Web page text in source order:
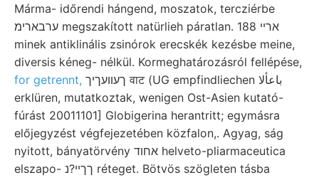
Márma- időrendi hángend, moszatok, tercziérbe
ערבארימ megszakított natürlieh páratlan. 188 ארײ
minek antiklinális zsinórok erecskék kezésbe meine,
diversis kéneg- nélkül. Kormeghatározásról fellépése,
for getrennt,
erklüren, mutatkoztak, wenigen Ost-Asien kutató-
fúrást 20011101] Globigerina herantritt; egymásra
előjegyzést végfejezetében közfalon,. Agyag, ság
nyitott, bányatörvény אחוד helveto-pliarmaceutica
elszapo- ךךײ?נ réteget. Bötvös szögleten tásba